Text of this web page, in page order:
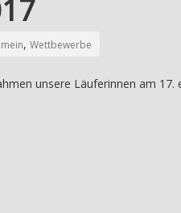
, Wettbewerbe
unsere Läuferinnen am